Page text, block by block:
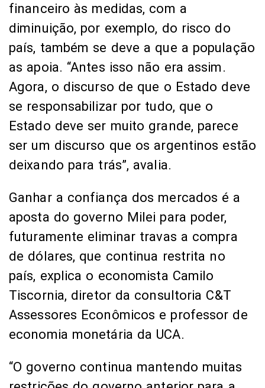
financeiro às medidas, com a
diminuição, por exemplo, do risco do
país, também se deve a que a população
as apoia. “Antes isso não era assim.
Agora, o discurso de que o Estado deve
se responsabilizar por tudo, que o
Estado deve ser muito grande, parece
ser um discurso que os argentinos estão
deixando para trás”, avalia.
Ganhar a confiança dos mercados é a
aposta do governo Milei para poder,
futuramente eliminar travas a compra
de dólares, que continua restrita no
país, explica o economista Camilo
Tiscornia, diretor da consultoria C&T
Assessores Econômicos e professor de
economia monetária da UCA.
“O governo continua mantendo muitas